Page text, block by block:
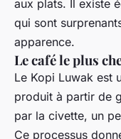
aux plats. Il existe
qui sont
apparence.
Le café le plus
Le Kopi Luwak est
produit à partir de
par la civette, un
Ce processus